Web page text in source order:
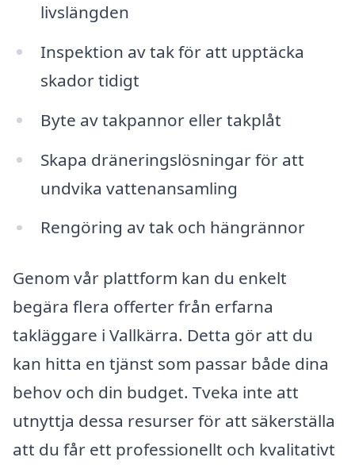
livslängden
Inspektion av tak för att upptäcka
skador tidigt
Byte av takpannor eller takplåt
Skapa dräneringslösningar för att
undvika vattenansamling
Rengöring av tak och hängrännor
Genom vår plattform kan du enkelt
begära flera offerter från erfarna
takläggare i Vallkärra. Detta gör att du
kan hitta en tjänst som passar både dina
behov och din budget. Tveka inte att
utnyttja dessa resurser för att säkerställa
att du får ett professionellt och kvalitativt